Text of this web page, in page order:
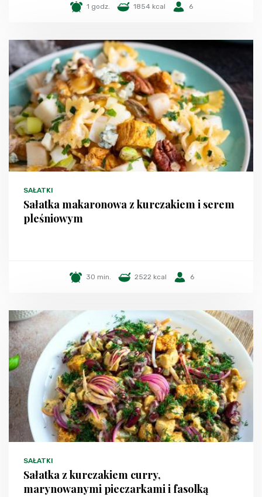
1 godz. 1854 kcal 6
SAŁATKI
Sałatka makaronowa z kurczakiem i serem
pleśniowym
30 min. 2522 kcal 6
SAŁATKI
Sałatka z kurczakiem curry,
marynowanymi pieczarkami i fasolką